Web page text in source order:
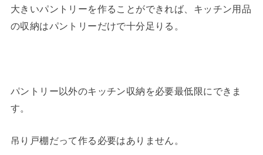
大きいパントリーを作ることができれば、キッチン用品
の収納はパントリーだけで十分足りる。
パントリー以外のキッチン収納を必要最低限にできま
す。
吊り戸棚だって作る必要はありません。